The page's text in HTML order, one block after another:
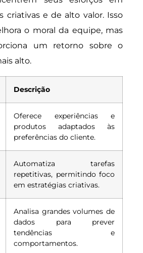
criativas e de alto valor. Isso
o moral da equipe, mas
um retorno sobre o
alto.
Descrição
Oferece experiências e
produtos adaptados às
preferências do cliente.
Automatiza tarefas
repetitivas, permitindo foco
em estratégias criativas.
Analisa grandes volumes de
dados para prever
tendências e
comportamentos.